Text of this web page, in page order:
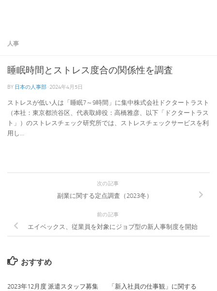
人事
睡眠時間とストレス度合の関係性を調査
BY 日本の人事部 · 2024年4月5日
ストレスが低い人は「睡眠7～9時間」に集中株式会社ドクタートラスト
（本社：東京都渋谷区、代表取締役：高橋雅彦、以下「ドクタートラス
ト」）のストレスチェック研究所では、ストレスチェックサービスを利
用し...
次の記事
副業に関する定点調査（2023冬）
前の記事
エイベックス、従業員を対象にジョブ型の新人事制度を開始
おすすめ
2023年12月度 派遣スタッフ募集
「新入社員の仕事観」に関する